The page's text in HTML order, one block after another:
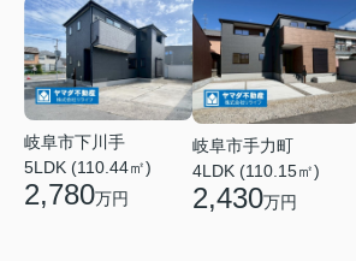
岐阜市下川手
5LDK (110.44㎡)
2,780万円
岐阜市手力町
4LDK (110.15㎡)
2,430万円